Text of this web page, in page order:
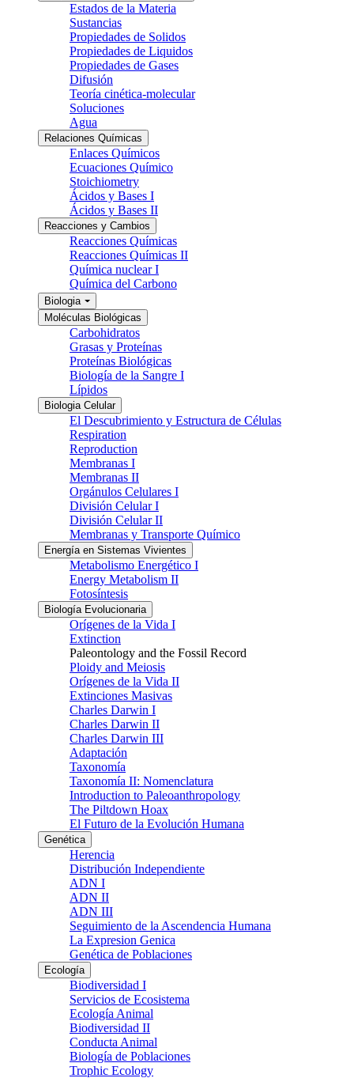
Estados de la Materia
Sustancias
Propiedades de Solidos
Propiedades de Liquidos
Propiedades de Gases
Difusión
Teoría cinética-molecular
Soluciones
Agua
Relaciones Químicas
Enlaces Químicos
Ecuaciones Químico
Stoichiometry
Ácidos y Bases I
Ácidos y Bases II
Reacciones y Cambios
Reacciones Químicas
Reacciones Químicas II
Química nuclear I
Química del Carbono
Biologia
Moléculas Biológicas
Carbohidratos
Grasas y Proteínas
Proteínas Biológicas
Biología de la Sangre I
Lípidos
Biologia Celular
El Descubrimiento y Estructura de Células
Respiration
Reproduction
Membranas I
Membranas II
Orgánulos Celulares I
División Celular I
División Celular II
Membranas y Transporte Químico
Energía en Sistemas Vivientes
Metabolismo Energético I
Energy Metabolism II
Fotosíntesis
Biología Evolucionaria
Orígenes de la Vida I
Extinction
Paleontology and the Fossil Record
Ploidy and Meiosis
Orígenes de la Vida II
Extinciones Masivas
Charles Darwin I
Charles Darwin II
Charles Darwin III
Adaptación
Taxonomía
Taxonomía II: Nomenclatura
Introduction to Paleoanthropology
The Piltdown Hoax
El Futuro de la Evolución Humana
Genética
Herencia
Distribución Independiente
ADN I
ADN II
ADN III
Seguimiento de la Ascendencia Humana
La Expresion Genica
Genética de Poblaciones
Ecología
Biodiversidad I
Servicios de Ecosistema
Ecología Animal
Biodiversidad II
Conducta Animal
Biología de Poblaciones
Trophic Ecology